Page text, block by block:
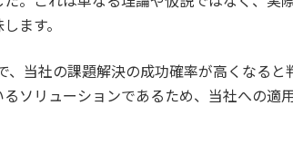
ます。
当社の課題解決の成功確率が高くなると
ソリューションであるため、当社への適